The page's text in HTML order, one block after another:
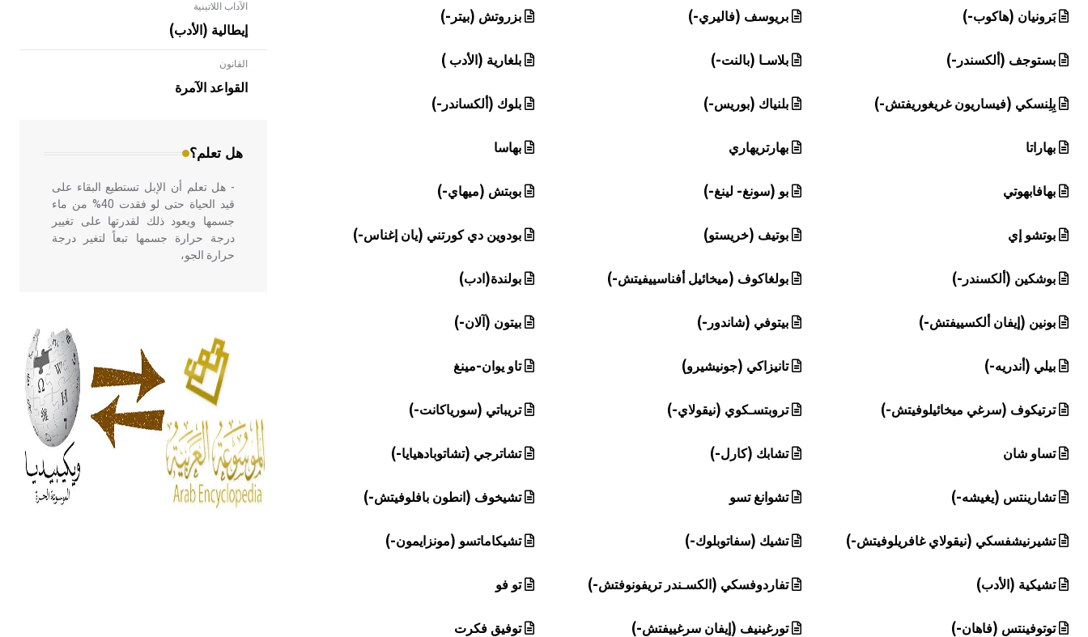
بَرونيان (هاكوب-) بريوسف (فاليري-) بزروتش (بيتر-)
بستوجف (ألكسندر-) بلاسـا (بالنت-) بلغارية (الأدب )
بِلِنسكي (فيساريون غريغوريفتش-) بلنياك (بوريس-) بلوك (ألكساندر-)
بهاراتا بهارتريهاري بهاسا
بهافابهوتي بو (سونغ- لينغ-) بوبتش (ميهاي-)
بوتشو إي بوتيف (خريستو) بودوين دي كورتني (يان إغناس-)
بوشكين (ألكسندر-) بولغاكوف (ميخائيل أفناسييفيتش-) بولندة(ادب)
بونين (إيفان ألكسييفتش-) بيتوفي (شاندور-) بيتون (آلان-)
بيلي (أندريه-) تانيزاكي (جونيشيرو) تاو يوان-مينغ
ترتيكوف (سرغي ميخائيلوفيتش-) تروبتسـكوي (نيقولاي-) تريباتي (سورياكانت-)
تساو شان تشابك (كارل-) تشاترجي (تشاتوبادهيايا-)
تشارينتس (يغيشه-) تشوانغ تسو تشيخوف (انطون بافلوفيتش-)
تشيرنيشفسكي (نيقولاي غافريلوفيتش-) تشيك (سفاتوبلوك-) تشيكاماتسو (مونزايمون-)
تشيكية (الأدب) تفاردوفسكي (الكسـندر تريفونوفتش-) تو فو
توتوفينتس (فاهان-) تورغينيف (إيفان سرغييفتش-) توفيق فكرت
الآداب اللاتينية
إيطالية (الأدب)
القانون
القواعد الآمرة
هل تعلم؟
- هل تعلم أن الأبلق نوع من الفنون
الهندسية التي ارتبطت بالعمارة الإسلامية
في بلاد الشام ومصر خاصة، حيث يحرص
- هل تعلم أن الإبل تستطيع البقاء على
قيد الحياة حتى لو فقدت 40% من ماء
جسمها ويعود ذلك لقدرتها على تغيير
درجة حرارة جسمها تبعاً لتغير درجة
حرارة الجو،
أربعة مؤلفات هي: الحكم، الأدلة، تنظيم
التغذية، ورسالته في جروح الرأس.
ويعود له الفضل بأنه حرر الطب من
الدين والفلسفة.
- هل تعلم أن المرجان إفراز حيواني
يتكون في البحر ويتركب من مادة
كربونات الكلسيوم، وهو أحمر أو شديد
الحمرة وهو أجود أنواعه، ويمتاز بكبر
الحجم ويسمى الش